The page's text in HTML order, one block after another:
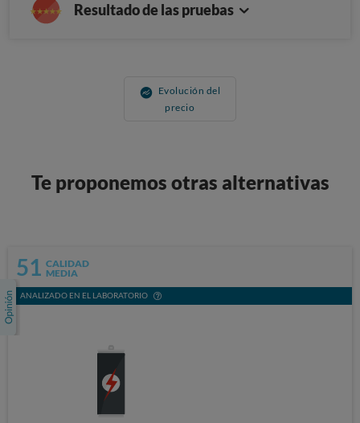
Resultado de las pruebas
Evolución del
precio
Te proponemos otras alternativas
51 CALIDAD
MEDIA
ANALIZADO EN EL LABORATORIO